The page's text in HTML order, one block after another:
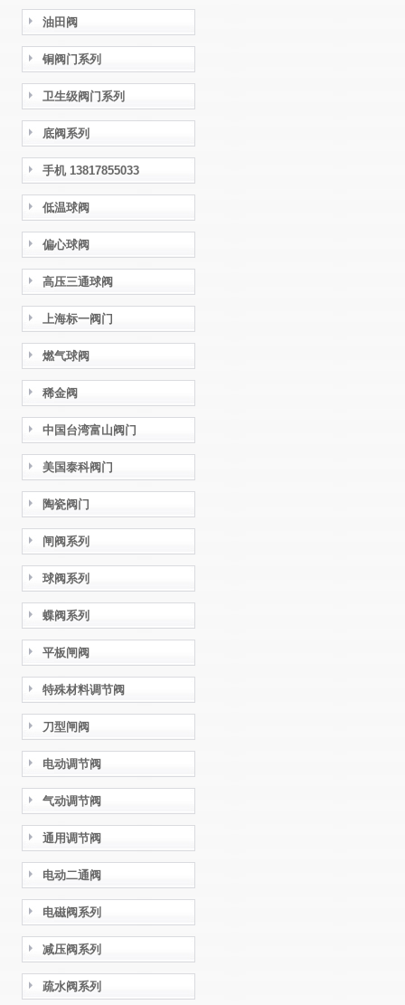
油田阀
铜阀门系列
卫生级阀门系列
底阀系列
手机 13817855033
低温球阀
偏心球阀
高压三通球阀
上海标一阀门
燃气球阀
稀金阀
中国台湾富山阀门
美国泰科阀门
陶瓷阀门
闸阀系列
球阀系列
蝶阀系列
平板闸阀
特殊材料调节阀
刀型闸阀
电动调节阀
气动调节阀
通用调节阀
电动二通阀
电磁阀系列
减压阀系列
疏水阀系列